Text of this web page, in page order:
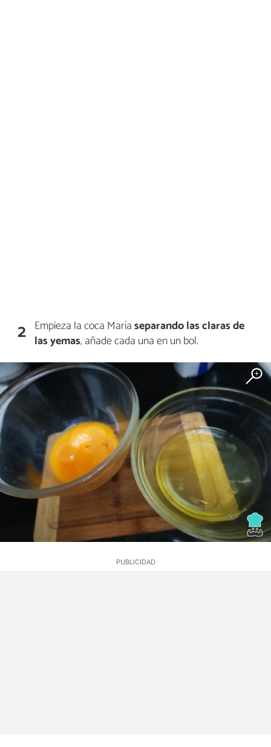
2 Empieza la coca Maríaseparando las claras de
las yemas, añade cada una en un bol.